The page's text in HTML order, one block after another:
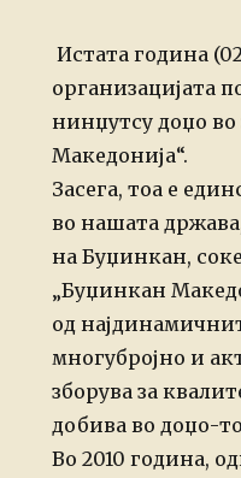
Истата година
организацијата
нинџутсу доџо во
Македонија“.
Засега, тоа е
во нашата
на Буџинкан,
„Буџинкан
од
многубројно и
зборува за
добива во доџо-
Во 2010 година,